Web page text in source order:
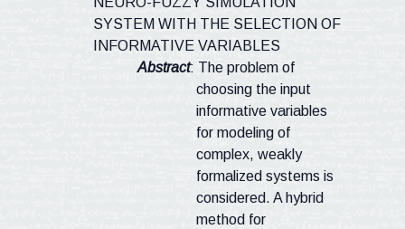
SYSTEM WITH THE SELECTION OF
INFORMATIVE VARIABLES
Abstract: The problem of
choosing the input
informative variables
for modeling of
complex, weakly
formalized systems is
considered. A hybrid
method for